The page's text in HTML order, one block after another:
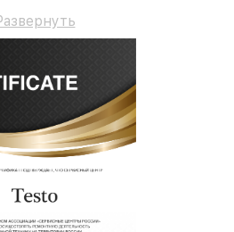
и гарантию на все